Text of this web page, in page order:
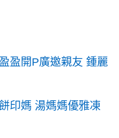
盈開P廣邀親友 鍾麗
印媽 湯媽媽優雅凍